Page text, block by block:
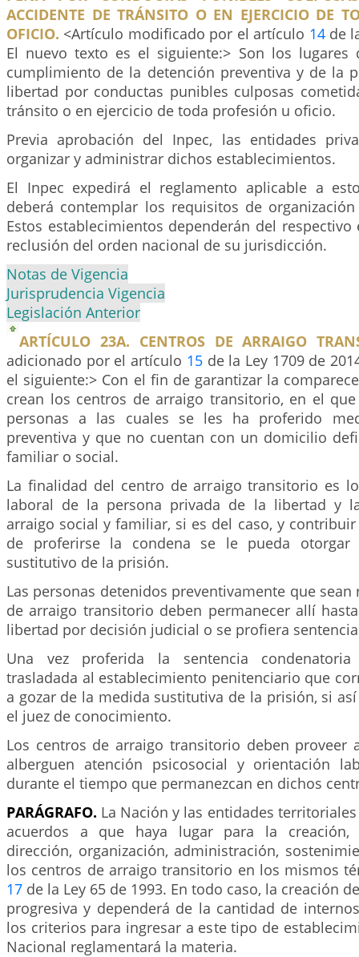
ACCIDENTE DE TRÁNSITO O EN EJERCICIO DE
OFICIO. <Artículo modificado por el artículo 14de
El nuevo texto es el siguiente:> Son los lugares
cumplimiento de la detención preventiva y de la
libertad por conductas punibles culposas
tránsito o en ejercicio de toda profesión u oficio.
Previa aprobación del Inpec, las entidades
organizar y administrar dichos establecimientos.
El Inpec expedirá el reglamento aplicable a
deberá contemplar los requisitos de
Estos establecimientos dependerán del
reclusión del orden nacional de su jurisdicción.
Notas de Vigencia
Jurisprudencia Vigencia
Legislación Anterior
ARTÍCULO 23A. CENTROS DE ARRAIGO
adicionado por el artículo 15de la Ley 1709 de
el siguiente:> Con el fin de garantizar la
crean los centros de arraigo transitorio, en el
personas a las cuales se les ha proferido
preventiva y que no cuentan con un domicilio
familiar o social.
La finalidad del centro de arraigo transitorio es
laboral de la persona privada de la libertad y
arraigo social y familiar, si es del caso, y
de proferirse la condena se le pueda otorgar
sustitutivo de la prisión.
Las personas detenidos preventivamente que
de arraigo transitorio deben permanecer allí
libertad por decisión judicial o se profiera
Una vez proferida la sentencia
trasladada al establecimiento penitenciario que
a gozar de la medida sustitutiva de la prisión, si
el juez de conocimiento.
Los centros de arraigo transitorio deben proveer
alberguen atención psicosocial y orientación
durante el tiempo que permanezcan en dichos
PARÁGRAFO. La Nación y las entidades
acuerdos a que haya lugar para la creación,
dirección, organización, administración,
los centros de arraigo transitorio en los mismos
17 de la Ley 65 de 1993. En todo caso, la creación
progresiva y dependerá de la cantidad de
los criterios para ingresar a este tipo de
Nacional reglamentará la materia.